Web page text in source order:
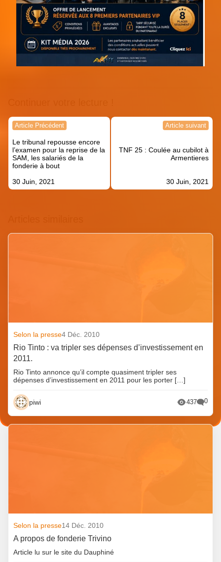
Navigation
l’article
Article Précédent
Le tribunal repousse encore
l’examen pour la reprise de la
SAM, les salariés de la
fonderie à bout
30 Juin, 2021
Article suivant
TNF 25 : Coulée au cubilot à
Armentieres
30 Juin, 2021
Selon la presse4 Déc. 2010
Rio Tinto : va tripler ses dépenses d’investissement en
2011.
Rio Tinto annonce qu’il compte quasiment tripler ses
dépenses d’investissement en 2011 pour les porter […]
piwi 437 0
Selon la presse14 Déc. 2010
A propos de fonderie Trivino
Article lu sur le site du Dauphiné